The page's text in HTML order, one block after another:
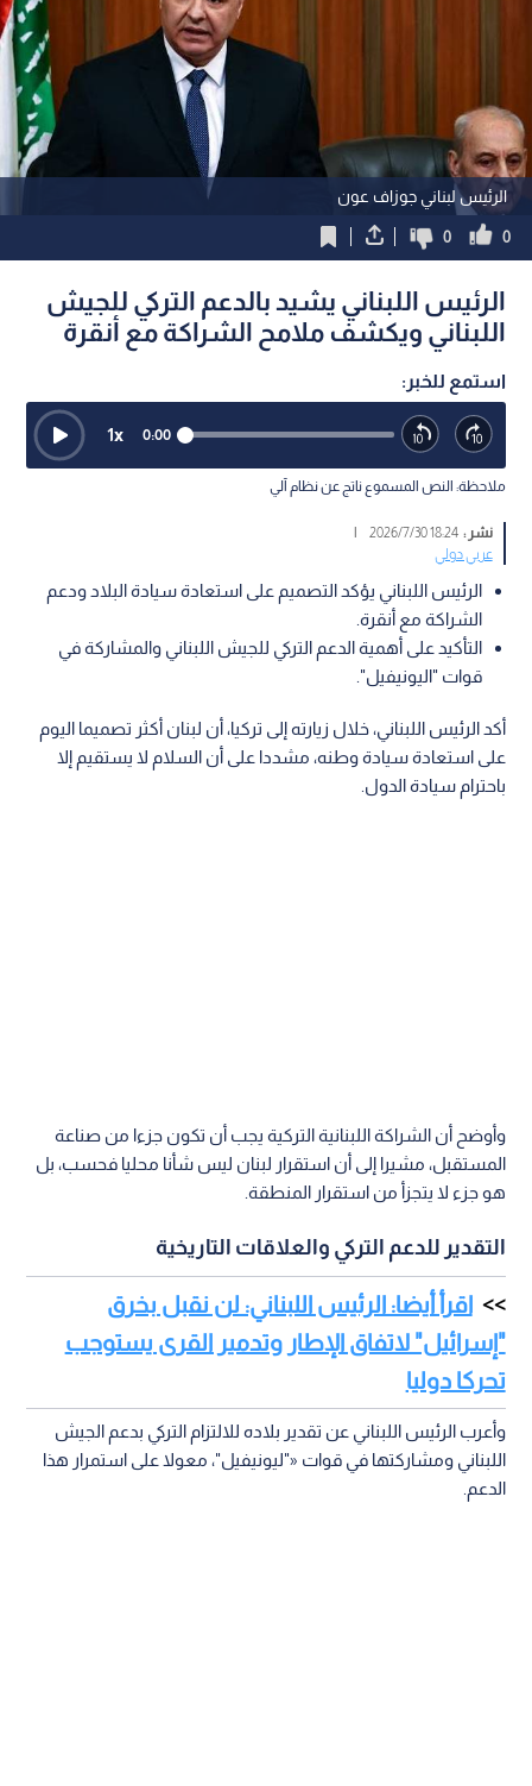
الرئيس لبناني جوزاف عون
0
0
الرئيس اللبناني يشيد بالدعم التركي للجيش
اللبناني ويكشف ملامح الشراكة مع أنقرة
استمع للخبر:
0:00
1x
ملاحظة: النص المسموع ناتج عن نظام آلي
نشر :18:24 2026/7/30
|
عربي دولي
الرئيس اللبناني يؤكد التصميم على استعادة سيادة البلاد ودعم
الشراكة مع أنقرة.
التأكيد على أهمية الدعم التركي للجيش اللبناني والمشاركة في
قوات "اليونيفيل".
أكد الرئيس اللبناني، خلال زيارته إلى تركيا، أن لبنان أكثر تصميما اليوم
على استعادة سيادة وطنه، مشددا على أن السلام لا يستقيم إلا
باحترام سيادة الدول.
وأوضح أن الشراكة اللبنانية التركية يجب أن تكون جزءا من صناعة
المستقبل، مشيرا إلى أن استقرار لبنان ليس شأنا محليا فحسب، بل
هو جزء لا يتجزأ من استقرار المنطقة.
التقدير للدعم التركي والعلاقات التاريخية
اقرأ أيضا: الرئيس اللبناني: لن نقبل بخرق
"إسرائيل" لاتفاق الإطار وتدمير القرى يستوجب
تحركا دوليا
وأعرب الرئيس اللبناني عن تقدير بلاده للالتزام التركي بدعم الجيش
اللبناني ومشاركتها في قوات «"ليونيفيل"، معولا على استمرار هذا
الدعم.